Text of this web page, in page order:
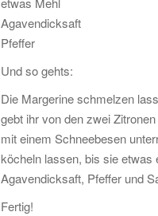
Agavendicksaft
Pfeffer
Und so gehts:
Die Margerine schmelzen
gebt ihr von den zwei
mit einem Schneebesen
köcheln lassen, bis sie
Agavendicksaft, Pfeffer und
Fertig!